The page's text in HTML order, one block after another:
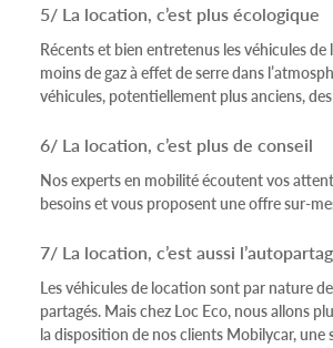
5/ La location, c’est plus écologique
Récents et bien entretenus les véhicules
moins de gaz à effet de serre dans
véhicules, potentiellement plus anciens,
6/ La location, c’est plus de conseil
Nos experts en mobilité écoutent vos
besoins et vous proposent une offre sur-
7/ La location, c’est aussi
Les véhicules de location sont par nature
partagés. Mais chez Loc Eco, nous allons
la disposition de nos clients Mobilycar, une